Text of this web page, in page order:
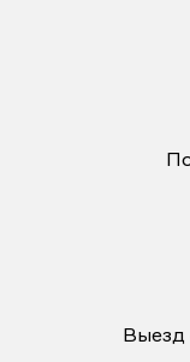
Выезд